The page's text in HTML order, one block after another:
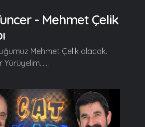
- Mehmet Çelik
Mehmet Çelik olacak.